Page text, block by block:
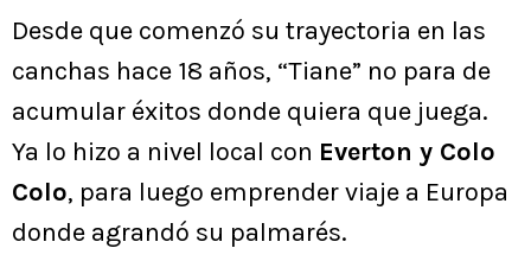
Desde que comenzó su trayectoria en las
canchas hace 18 años, “Tiane” no para de
acumular éxitos donde quiera que juega.
Ya lo hizo a nivel local con Everton y Colo
Colo, para luego emprender viaje a Europa
donde agrandó su palmarés.